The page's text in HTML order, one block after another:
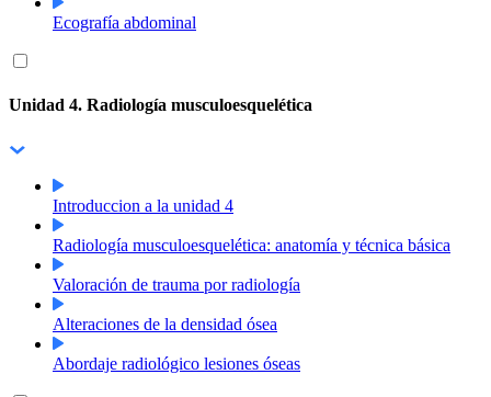
Ecografía abdominal
Unidad 4. Radiología musculoesquelética
Introduccion a la unidad 4
Radiología musculoesquelética: anatomía y técnica básica
Valoración de trauma por radiología
Alteraciones de la densidad ósea
Abordaje radiológico lesiones óseas